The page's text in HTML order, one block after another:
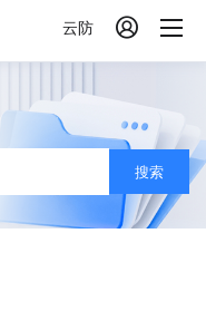
云防 
搜索